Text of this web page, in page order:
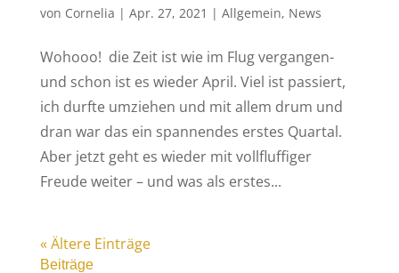
von Cornelia | Apr. 27, 2021 | Allgemein, News
Wohooo! die Zeit ist wie im Flug vergangen-
und schon ist es wieder April. Viel ist passiert,
ich durfte umziehen und mit allem drum und
dran war das ein spannendes erstes Quartal.
Aber jetzt geht es wieder mit vollfluffiger
Freude weiter – und was als erstes...
« Ältere Einträge
Beiträge